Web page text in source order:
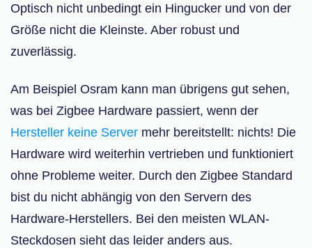
Optisch nicht unbedingt ein Hingucker und von der
Größe nicht die Kleinste. Aber robust und
zuverlässig.
Am Beispiel Osram kann man übrigens gut sehen,
was bei Zigbee Hardware passiert, wenn der
Hersteller keine Server mehr bereitstellt: nichts! Die
Hardware wird weiterhin vertrieben und funktioniert
ohne Probleme weiter. Durch den Zigbee Standard
bist du nicht abhängig von den Servern des
Hardware-Herstellers. Bei den meisten WLAN-
Steckdosen sieht das leider anders aus.